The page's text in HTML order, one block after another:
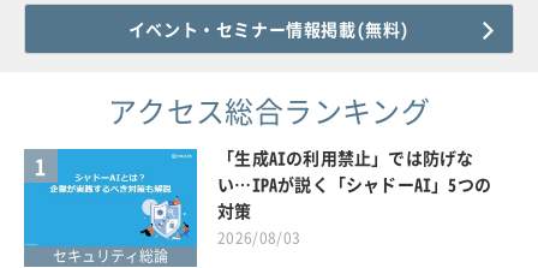
イベント・セミナー情報掲載(無料)
アクセス総合ランキング
1
セキュリティ総論
「生成AIの利用禁止」では防げな
い…IPAが説く「シャドーAI」5つの
対策
2026/08/03